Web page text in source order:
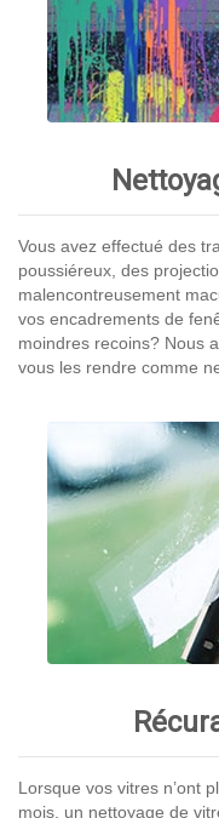
Vous avez effectué des
poussiéreux, des
malencontreusement
vos encadrements de
moindres recoins? Nous
vous les rendre comme
Lorsque vos vitres n’ont
mois, un nettoyage de